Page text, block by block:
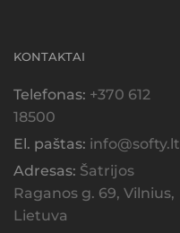
KONTAKTAI
Telefonas: +370 612
18500
El. paštas: info@softy.lt
Adresas: Šatrijos
Raganos g. 69, Vilnius,
Lietuva